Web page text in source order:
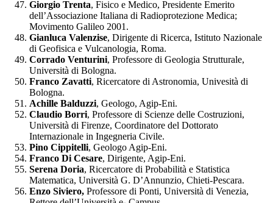
Giorgio Trenta, Fisico e Medico, Presidente Emerito
dell’Associazione Italiana di Radioprotezione Medica;
Movimento Galileo 2001.
Gianluca Valenzise, Dirigente di Ricerca, Istituto Nazionale
di Geofisica e Vulcanologia, Roma.
Corrado Venturini, Professore di Geologia Strutturale,
Università di Bologna.
Franco Zavatti, Ricercatore di Astronomia, Univesità di
Bologna.
Achille Balduzzi, Geologo, Agip-Eni.
Claudio Borri, Professore di Scienze delle Costruzioni,
Università di Firenze, Coordinatore del Dottorato
Internazionale in Ingegneria Civile.
Pino Cippitelli, Geologo Agip-Eni.
Franco Di Cesare, Dirigente, Agip-Eni.
Serena Doria, Ricercatore di Probabilità e Statistica
Matematica, Università G. D’Annunzio, Chieti-Pescara.
Enzo Siviero, Professore di Ponti, Università di Venezia,